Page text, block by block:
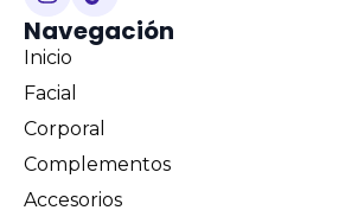
Navegación
Inicio
Facial
Corporal
Complementos
Accesorios